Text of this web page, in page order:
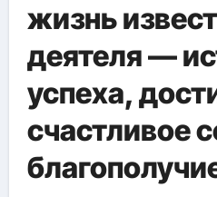
жизнь
деятеля —
успеха,
счастливое